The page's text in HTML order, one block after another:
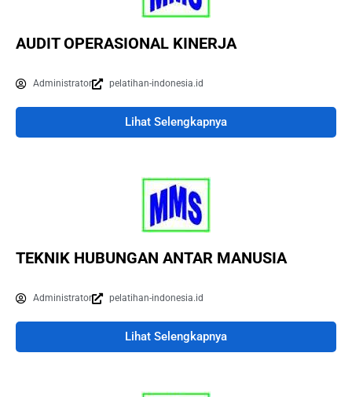
AUDIT OPERASIONAL KINERJA
Administrator pelatihan-indonesia.id
Lihat Selengkapnya
TEKNIK HUBUNGAN ANTAR MANUSIA
Administrator pelatihan-indonesia.id
Lihat Selengkapnya